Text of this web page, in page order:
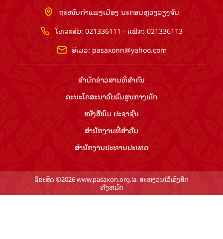
ຖະໜົນກຳແພງເມືອງ ນະຄອນຫຼວງວຽງຈັນ
ໂທລະສັບ: 021336111 - ແຟັກ: 021336113
ອີເມວ: pasaxonn@yahoo.com
ສຳ​ນັກ​ຂ່າວ​ສານ​ທີ່​ສຳ​ຄັນ​
ຄະນະໂຄສະນາອົບຮົມ​ສູນ​ກາງ​ພັກ
ໜັງສືພິມ ປະ​ຊາ​ຊົນ
ສຳ​ນັກ​ງານ​ທີ່​ສຳ​ຄັນ
ສຳ​ນັກ​ງານ​ປະ​ທານ​ປະ​ເທດ
ລິຂະສິດ ©2026 www.pasaxon.org.la. ສະຫງວນໄວ້ເຊິງສິດ
ທັງຫມົດ